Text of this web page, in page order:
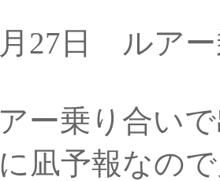
月27日 ルア
ー乗り合い
凪予報なの